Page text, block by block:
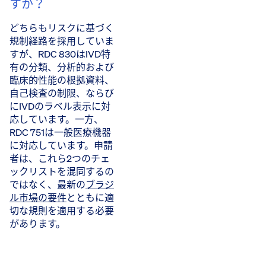
すか？
どちらもリスクに基づく
規制経路を採用していま
すが、RDC 830はIVD特
有の分類、分析的および
臨床的性能の根拠資料、
自己検査の制限、ならび
にIVDのラベル表示に対
応しています。一方、
RDC 751は一般医療機器
に対応しています。申請
者は、これら2つのチェ
ックリストを混同するの
ではなく、最新のブラジ
ル市場の要件とともに適
切な規則を適用する必要
があります。